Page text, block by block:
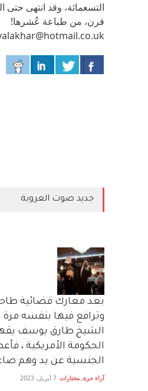
التسعمائة، وقد انتهى حتى
قرن، من طباعة عُشرها!
جديد صوت العروبة
بعد معارك قضائية
وترافع فيها بنفسه مرة
الشيخ طارق يوسف
الحكومة الأمريكية ،
الجنسية عن يد وهم
آراء حرة, مختارات 7 أبريل، 2023